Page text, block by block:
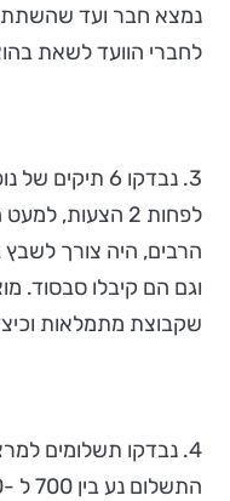
נמצא חבר ועד
לחברי הוועד לשאת
3. נבדקו 6 תיקים של נופשונים לחו"ל
לפחות 2 הצעות,
הרבים, היה צורך לשבץ
וגם הם קיבלו סבסוד.
שקבוצת מתמלאות